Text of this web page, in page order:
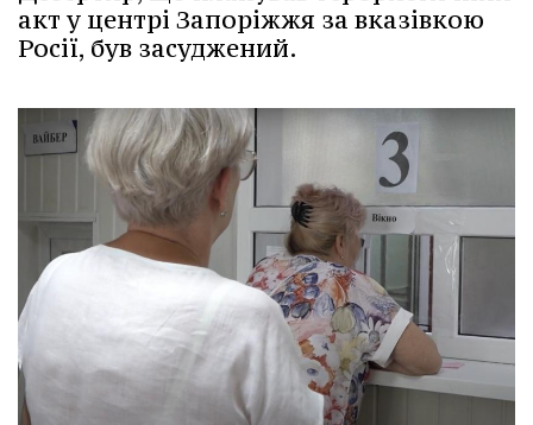
акт у центрі Запоріжжя за вказівкою
Росії, був засуджений.